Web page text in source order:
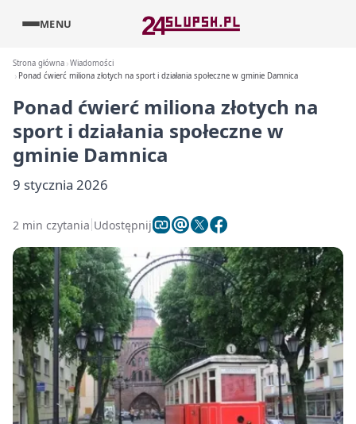
MENU
Strona główna Wiadomości
Ponad ćwierć miliona złotych na sport i działania społeczne w gminie Damnica
Ponad ćwierć miliona złotych na
sport i działania społeczne w
gminie Damnica
9 stycznia 2026
2 min czytania Udostępnij